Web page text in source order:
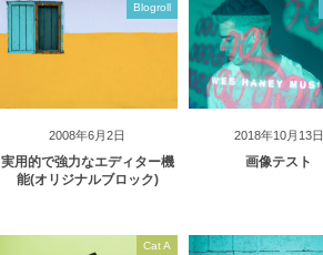
2008年6月2日
Blogroll
実用的で強力なエディター機
能(オリジナルブロック)
2018年10月13日
画像テスト
Cat A